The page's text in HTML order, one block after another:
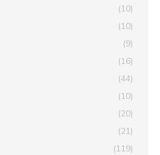
(10)
(10)
(9)
(16)
(44)
(10)
(20)
(21)
(119)